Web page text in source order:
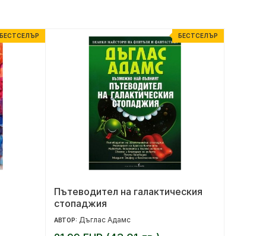
БЕСТСЕЛЪР БЕСТСЕЛЪР
Пътеводител на галактическия
стопаджия
АВТОР: Дъглас Адамс